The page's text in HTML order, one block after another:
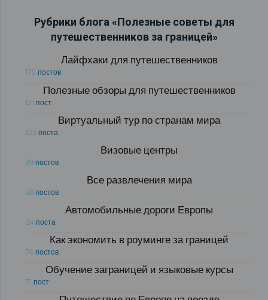
Рубрики блога «Полезные советы для
путешественников за границей»
Лайфхаки для путешественников
175 постов
Полезные обзоры для путешественников
121 пост
Виртуальный тур по странам мира
103 поста
Визовые центры
89 постов
Все развлечения мира
88 постов
Автомобильные дороги Европы
84 поста
Как экономить в роуминге за границей
76 постов
Обучение заграницей и языковые курсы
71 пост